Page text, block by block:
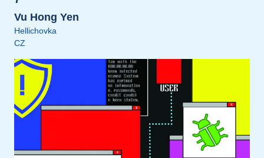
Vu Hong Yen
Hellichovka
CZ